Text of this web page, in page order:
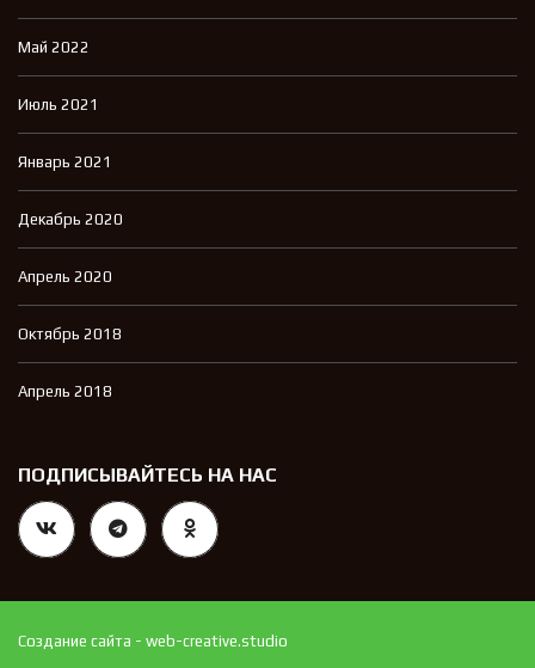
Май 2022
Июль 2021
Январь 2021
Декабрь 2020
Апрель 2020
Октябрь 2018
Апрель 2018
ПОДПИСЫВАЙТЕСЬ НА НАС
Создание сайта - web-creative.studio